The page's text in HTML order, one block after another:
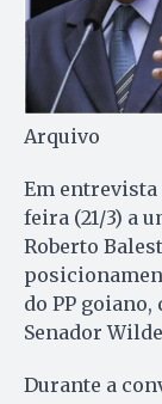
Arquivo
Em entrevista
feira (21/3) a
Roberto
do PP
Senador
Durante a